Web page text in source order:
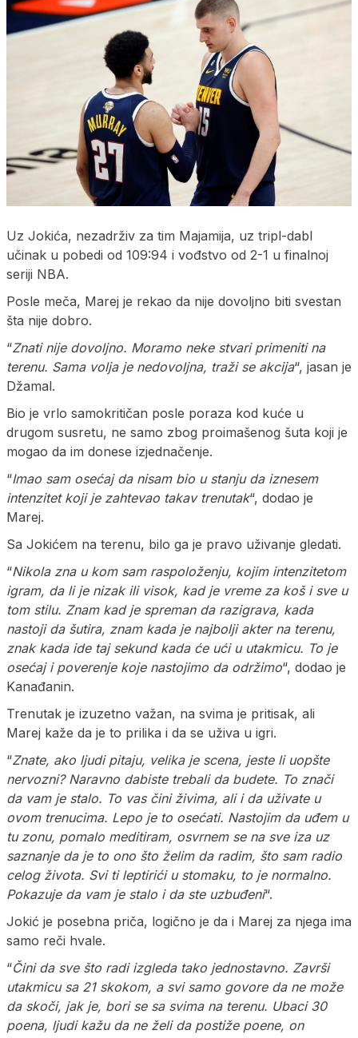
Uz Jokića, nezadrživ za tim Majamija, uz tripl-dabl
učinak u pobedi od 109:94 i vođstvo od 2-1 u finalnoj
seriji NBA.
Posle meča, Marej je rekao da nije dovoljno biti svestan
šta nije dobro.
“Znati nije dovoljno. Moramo neke stvari primeniti na
terenu. Sama volja je nedovoljna, traži se akcija“, jasan je
Džamal.
Bio je vrlo samokritičan posle poraza kod kuće u
drugom susretu, ne samo zbog proimašenog šuta koji je
mogao da im donese izjednačenje.
“Imao sam osećaj da nisam bio u stanju da iznesem
intenzitet koji je zahtevao takav trenutak“, dodao je
Marej.
Sa Jokićem na terenu, bilo ga je pravo uživanje gledati.
“Nikola zna u kom sam raspoloženju, kojim intenzitetom
igram, da li je nizak ili visok, kad je vreme za koš i sve u
tom stilu. Znam kad je spreman da razigrava, kada
nastoji da šutira, znam kada je najbolji akter na terenu,
znak kada ide taj sekund kada će ući u utakmicu. To je
osećaj i poverenje koje nastojimo da održimo“, dodao je
Kanađanin.
Trenutak je izuzetno važan, na svima je pritisak, ali
Marej kaže da je to prilika i da se uživa u igri.
“Znate, ako ljudi pitaju, velika je scena, jeste li uopšte
nervozni? Naravno dabiste trebali da budete. To znači
da vam je stalo. To vas čini živima, ali i da uživate u
ovom trenucima. Lepo je to osećati. Nastojim da uđem u
tu zonu, pomalo meditiram, osvrnem se na sve iza uz
saznanje da je to ono što želim da radim, što sam radio
celog života. Svi ti leptirići u stomaku, to je normalno.
Pokazuje da vam je stalo i da ste uzbuđeni“.
Jokić je posebna priča, logično je da i Marej za njega ima
samo reči hvale.
“Čini da sve što radi izgleda tako jednostavno. Završi
utakmicu sa 21 skokom, a svi samo govore da ne može
da skoči, jak je, bori se sa svima na terenu. Ubaci 30
poena, ljudi kažu da ne želi da postiže poene, on